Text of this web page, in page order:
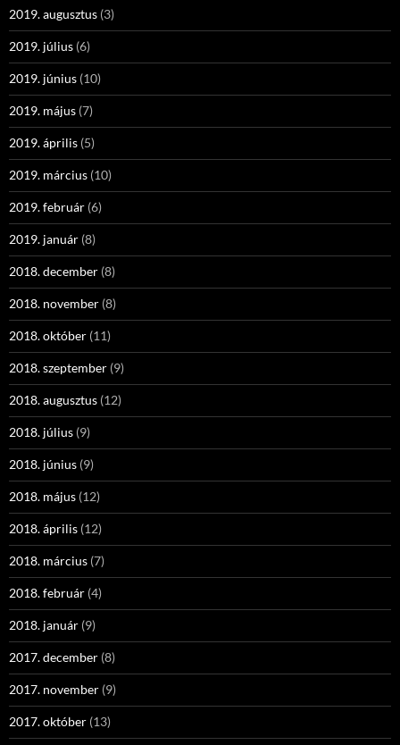
2019. augusztus (3)
2019. július (6)
2019. június (10)
2019. május (7)
2019. április (5)
2019. március (10)
2019. február (6)
2019. január (8)
2018. december (8)
2018. november (8)
2018. október (11)
2018. szeptember (9)
2018. augusztus (12)
2018. július (9)
2018. június (9)
2018. május (12)
2018. április (12)
2018. március (7)
2018. február (4)
2018. január (9)
2017. december (8)
2017. november (9)
2017. október (13)